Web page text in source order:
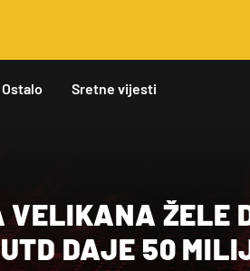
Ostalo Sretne vijesti
VELIKANA ŽELE
DAJE 50